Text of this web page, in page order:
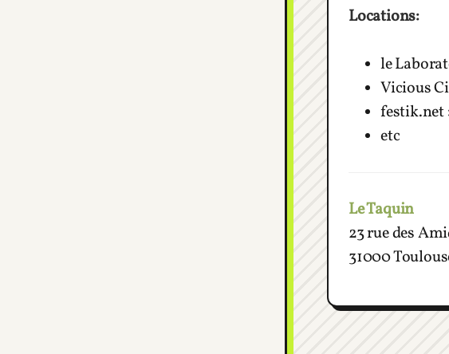
Locations:
le
Vicious
etc
Le Taquin
23 rue des
31000